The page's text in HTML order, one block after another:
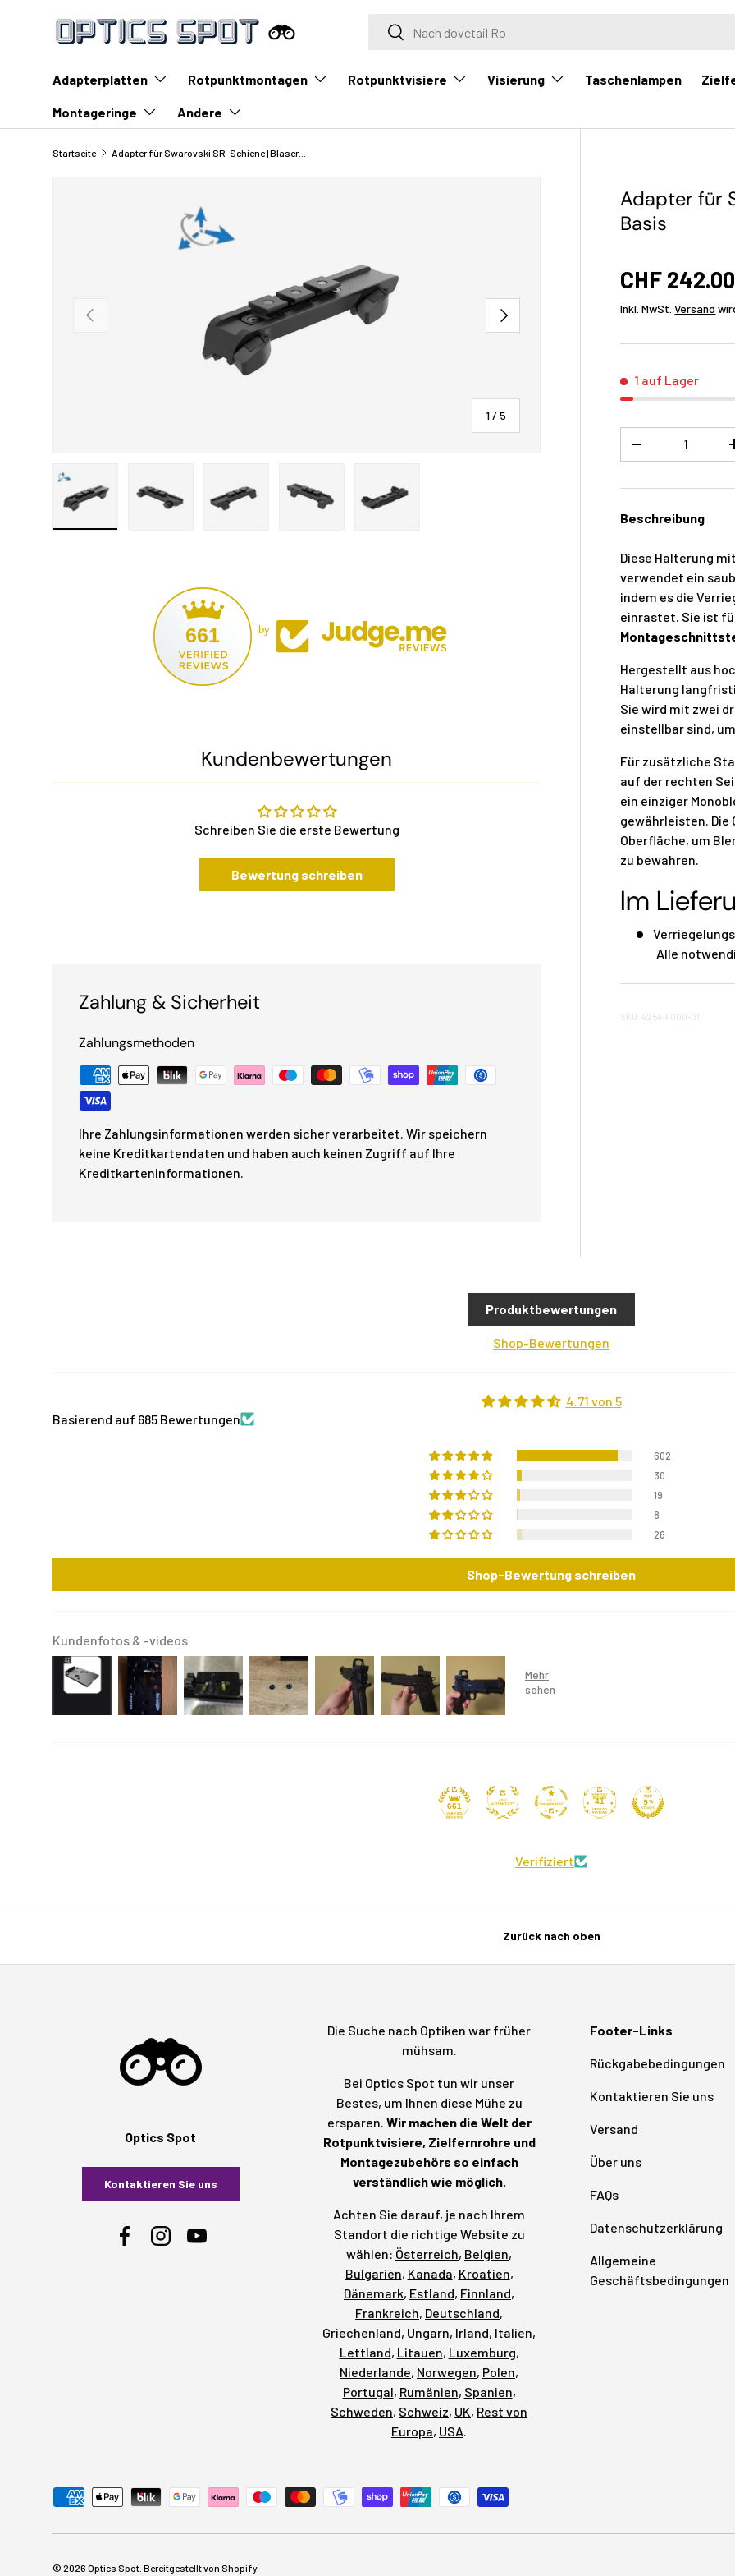
Zum Inhalt springen Suche
Suche
Adapterplatten Rotpunktmontagen Rotpunktvisiere Visierung Taschenlampen
Montageringe Andere
Startseite Adapter für Swarovski SR-Schiene | Blaser-Basis
Vorherige
1 /von
5
Nächste
Adapter für
Basis
CHF 242.00
Inkl. MwSt.Versand
1 auf Lager
-
Beschreibung
Diese Halterung
verwendet ein
indem es die
einrastet. Sie ist
Hergestellt aus
Halterung
Sie wird mit zwei
einstellbar sind,
Für zusätzliche
auf der rechten
ein einziger
gewährleisten.
Oberfläche, um
zu bewahren.
Im
Alle
SKU: 4254-4000-01
661 by
Kundenbewertungen
Schreiben Sie die erste Bewertung
Bewertung schreiben
Zahlung & Sicherheit
Zahlungsmethoden
Ihre Zahlungsinformationen werden sicher verarbeitet. Wir speichern
keine Kreditkartendaten und haben auch keinen Zugriff auf Ihre
Kreditkarteninformationen.
Produktbewertungen
Shop-Bewertungen
4.71 von 5
Basierend auf 685 Bewertungen
602
30
19
8
26
Shop-Bewertung schreiben
Kundenfotos & -videos
661
41
Verifiziert
Zurück nach oben
Optics Spot
Kontaktieren Sie uns
FacebookInstagramYouTube
Die Suche nach Optiken war früher
mühsam.
Bei Optics Spot tun wir unser
Bestes, um Ihnen diese Mühe zu
ersparen. Wir machen die Welt der
Rotpunktvisiere, Zielfernrohre und
Montagezubehörs so einfach
verständlich wie möglich.
Achten Sie darauf, je nach Ihrem
Standort die richtige Website zu
wählen: Österreich, Belgien,
Bulgarien, Kanada, Kroatien,
Dänemark, Estland, Finnland,
Frankreich, Deutschland,
Griechenland, Ungarn, Irland, Italien,
Lettland, Litauen, Luxemburg,
Niederlande, Norwegen, Polen,
Portugal, Rumänien, Spanien,
Schweden, Schweiz, UK, Rest von
Europa, USA.
Footer-Links
Rückgabebedingungen
Kontaktieren Sie uns
Versand
Über uns
FAQs
Datenschutzerklärung
Allgemeine
Geschäftsbedingungen
Zahlungsmethoden akzeptiert
© 2026 Optics Spot Bereitgestellt von Shopify